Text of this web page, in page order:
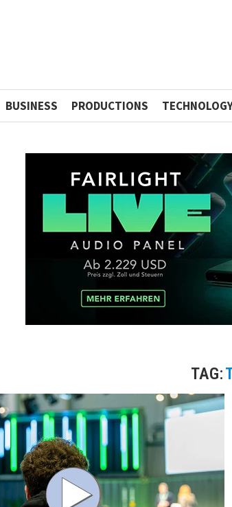
BUSINESS PRODUCTIONS
TAG: